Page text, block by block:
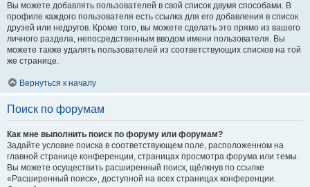
Вы можете добавлять пользователей в свой список двумя способами. В
профиле каждого пользователя есть ссылка для его добавления в список
друзей или недругов. Кроме того, вы можете сделать это прямо из вашего
личного раздела, непосредственным вводом имени пользователя. Вы
можете также удалять пользователей из соответствующих списков на той
же странице.
Вернуться к началу
Поиск по форумам
Как мне выполнить поиск по форуму или форумам?
Задайте условие поиска в соответствующем поле, расположенном на
главной странице конференции, страницах просмотра форума или темы.
Вы можете осуществить расширенный поиск, щёлкнув по ссылке
«Расширенный поиск», доступной на всех страницах конференции.